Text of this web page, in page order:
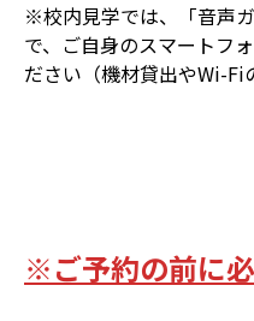
※校内見学では、「音声
で、ご自身のスマートフ
ださい（機材貸出やWi-Fi
※ご予約の前に